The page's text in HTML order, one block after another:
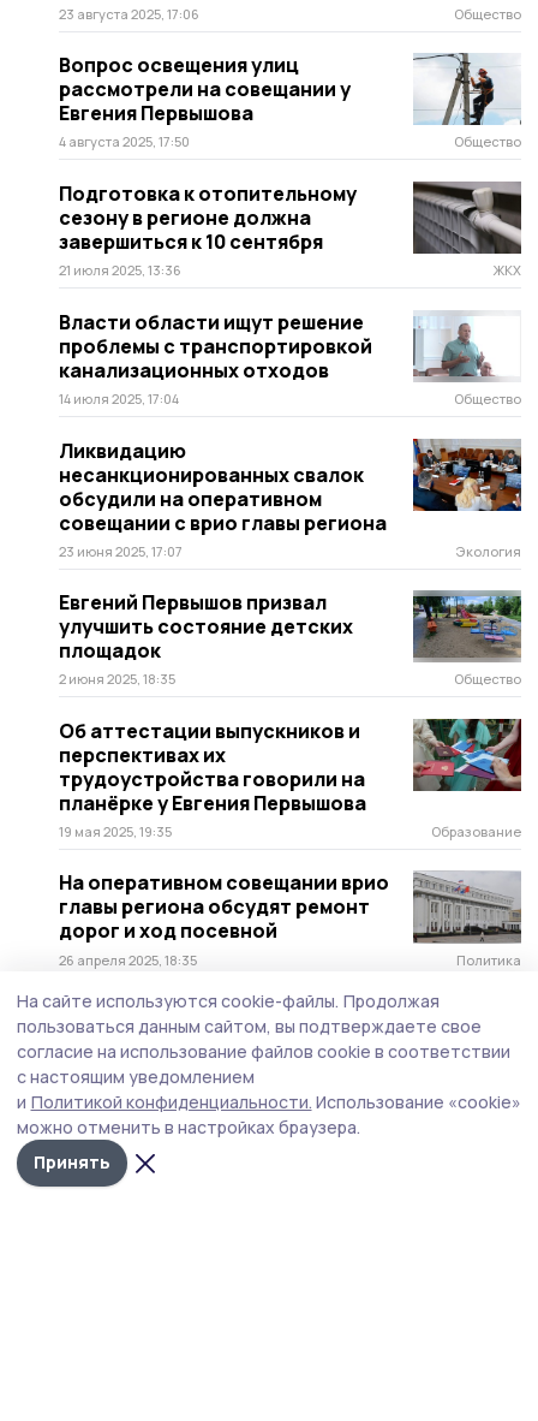
23 августа 2025, 17:06 Общество
Вопрос освещения улиц
рассмотрели на совещании у
Евгения Первышова
4 августа 2025, 17:50 Общество
Подготовка к отопительному
сезону в регионе должна
завершиться к 10 сентября
21 июля 2025, 13:36 ЖКХ
Власти области ищут решение
проблемы с транспортировкой
канализационных отходов
14 июля 2025, 17:04 Общество
Ликвидацию
несанкционированных свалок
обсудили на оперативном
совещании с врио главы региона
23 июня 2025, 17:07 Экология
Евгений Первышов призвал
улучшить состояние детских
площадок
2 июня 2025, 18:35 Общество
Об аттестации выпускников и
перспективах их
трудоустройства говорили на
планёрке у Евгения Первышова
19 мая 2025, 19:35 Образование
На оперативном совещании врио
главы региона обсудят ремонт
дорог и ход посевной
26 апреля 2025, 18:35 Политика
Евгений Первышов поручил
разобраться, как проверяют
газовое оборудование
31 марта 2025, 13:20
Глава региона призвал жителей
присоединяться к субботникам
На сайте используются cookie-файлы. Продолжая
пользоваться данным сайтом, вы подтверждаете свое
согласие на использование файлов cookie в соответствии
с настоящим уведомлением
и Политикой конфиденциальности. Использование «cookie»
можно отменить в настройках браузера.
Принять